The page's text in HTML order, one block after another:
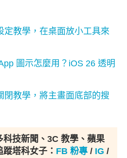
定教學，在桌面放小工具來
圖示怎麼用？iOS 26 透明
閉教學，將主畫面底部的搜
技新聞、3C 教學、蘋果
塔科女子： FB 粉專 / IG /